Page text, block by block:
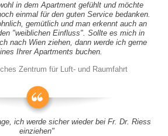
in dem Apartment gefühlt und möchte
einmal für den guten Service bedanken.
gemütlich und man erkennt auch an
"weiblichen Einfluss". Sollte es mich in
nach Wien ziehen, dann werde ich gerne
Ihrer Apartments buchen.
Zentrum für Luft- und Raumfahrt
ich werde sicher wieder bei Fr. Dr. Riess
einziehen"